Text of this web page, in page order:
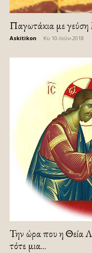
Παγωτάκια με
Askitikon Κυ 10-Ιούν-2018
Την ώρα που η Θεία
τότε μια...